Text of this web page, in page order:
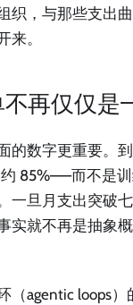
织，与那些支出
来。
再仅仅是
的数字更重要。
85%——而不是
一旦月支出突破
实就不再是抽象
（agentic loops